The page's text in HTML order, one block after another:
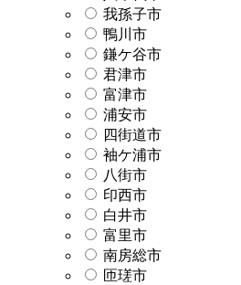
我孫子市
鴨川市
鎌ケ谷市
君津市
富津市
浦安市
四街道市
袖ケ浦市
八街市
印西市
白井市
富里市
南房総市
匝瑳市